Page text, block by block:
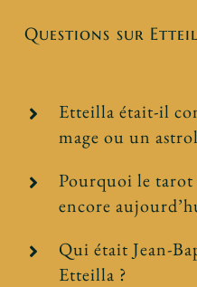
Questions sur
Etteilla était-il
mage ou un
Pourquoi le tarot
encore
Qui était Jean-
Etteilla ?